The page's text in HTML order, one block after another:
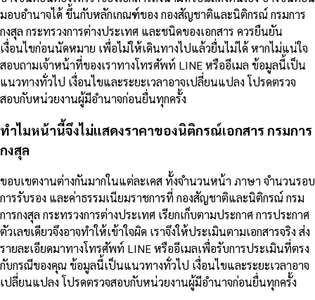
มอบอำนาจได้ ขึ้นกับหลักเกณฑ์ของ กองสัญชาติและนิติกรณ์ กรมการ
กงสุล กระทรวงการต่างประเทศ และชนิดของเอกสาร ควรยืนยัน
เงื่อนไขก่อนนัดหมาย เพื่อไม่ให้เดินทางไปแล้วยื่นไม่ได้ หากไม่แน่ใจ
สอบถามเจ้าหน้าที่ของเราทางโทรศัพท์ LINE หรืออีเมล ข้อมูลนี้เป็น
แนวทางทั่วไป เงื่อนไขและระยะเวลาอาจเปลี่ยนแปลง โปรดตรวจ
สอบกับหน่วยงานผู้มีอำนาจก่อนยื่นทุกครั้ง
ทำไมหน้านี้จึงไม่แสดงราคาของนิติกรณ์เอกสาร กรมการ
กงสุล
ขอบเขตงานต่างกันมากในแต่ละเคส ทั้งจำนวนหน้า ภาษา จำนวนรอบ
การรับรอง และค่าธรรมเนียมราชการที่ กองสัญชาติและนิติกรณ์ กรม
การกงสุล กระทรวงการต่างประเทศ เรียกเก็บตามประกาศ การประกาศ
ตัวเลขเดียวจึงอาจทำให้เข้าใจผิด เราจึงให้ประเมินตามเอกสารจริง ส่ง
รายละเอียดมาทางโทรศัพท์ LINE หรืออีเมลเพื่อรับการประเมินที่ตรง
กับกรณีของคุณ ข้อมูลนี้เป็นแนวทางทั่วไป เงื่อนไขและระยะเวลาอาจ
เปลี่ยนแปลง โปรดตรวจสอบกับหน่วยงานผู้มีอำนาจก่อนยื่นทุกครั้ง